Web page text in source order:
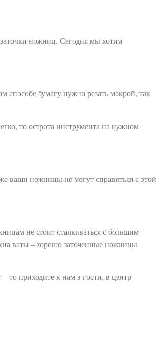
ножниц. Сегодня мы хотим
способе бумагу нужно резать мокрой, так
то острота инструмента на нужном
ваши ножницы не могут справиться с этой
не стоит сталкиваться с большим
ваты – хорошо заточенные ножницы
то приходите к нам в гости, в центр